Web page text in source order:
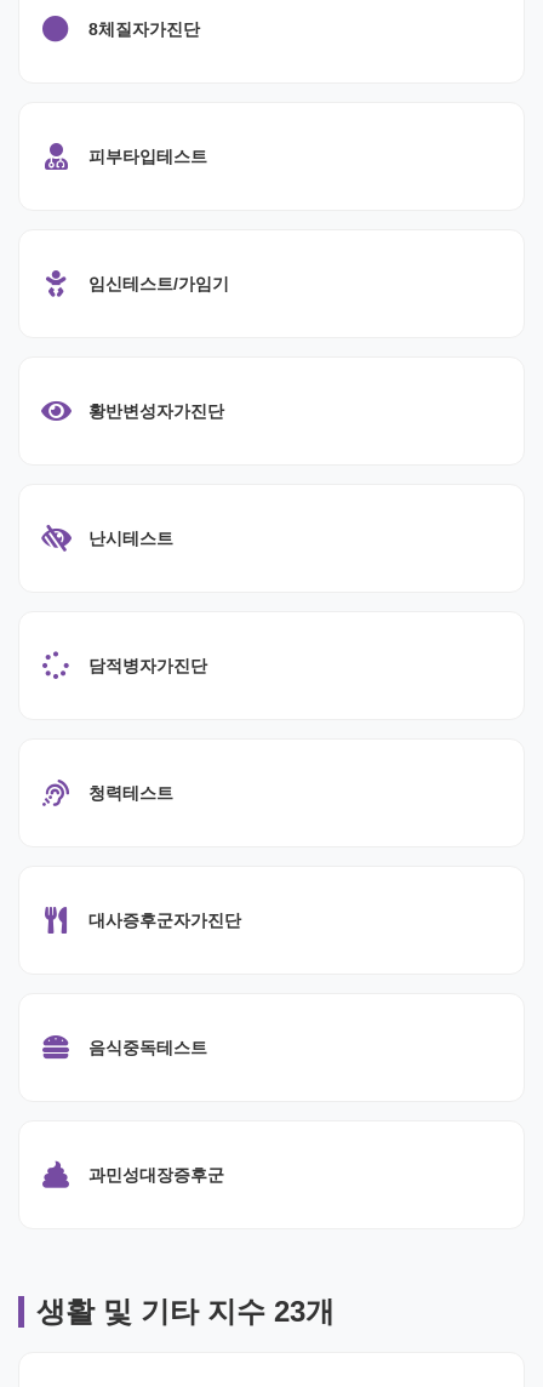
8체질자가진단
피부타입테스트
임신테스트/가임기
황반변성자가진단
난시테스트
담적병자가진단
청력테스트
대사증후군자가진단
음식중독테스트
과민성대장증후군
생활 및 기타 지수 23개